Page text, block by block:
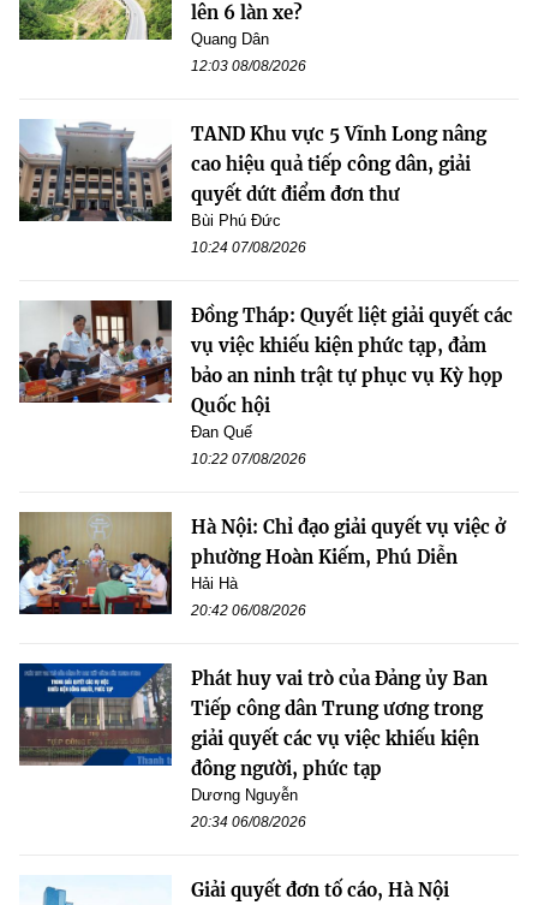
lên 6 làn xe?
Quang Dân
12:03 08/08/2026
TAND Khu vực 5 Vĩnh Long nâng
cao hiệu quả tiếp công dân, giải
quyết dứt điểm đơn thư
Bùi Phú Đức
10:24 07/08/2026
Đồng Tháp: Quyết liệt giải quyết các
vụ việc khiếu kiện phức tạp, đảm
bảo an ninh trật tự phục vụ Kỳ họp
Quốc hội
Đan Quế
10:22 07/08/2026
Hà Nội: Chỉ đạo giải quyết vụ việc ở
phường Hoàn Kiếm, Phú Diễn
Hải Hà
20:42 06/08/2026
Phát huy vai trò của Đảng ủy Ban
Tiếp công dân Trung ương trong
giải quyết các vụ việc khiếu kiện
đông người, phức tạp
Dương Nguyễn
20:34 06/08/2026
Giải quyết đơn tố cáo, Hà Nội